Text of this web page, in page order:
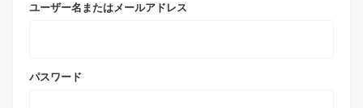
ユーザー名またはメールアドレス
パスワード